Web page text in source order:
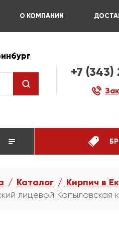
О КОМПАНИИ
+7 (343)
Каталог Кирпич в
лицевой Копыловская